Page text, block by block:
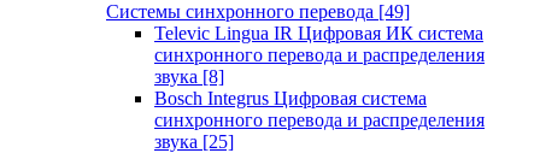
Системы синхронного перевода [49]
Televic Lingua IR Цифровая ИК система
синхронного перевода и распределения
звука [8]
Bosch Integrus Цифровая система
синхронного перевода и распределения
звука [25]